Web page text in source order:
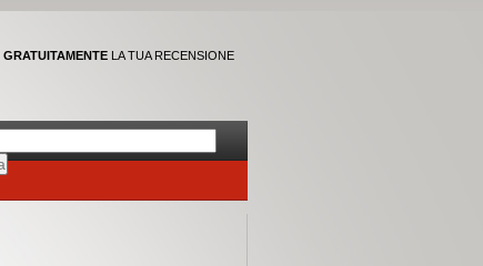
GRATUITAMENTELA TUA RECENSIONE